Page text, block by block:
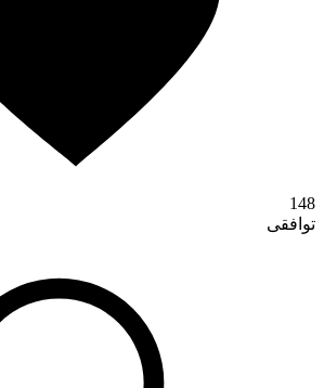
148
توافقی